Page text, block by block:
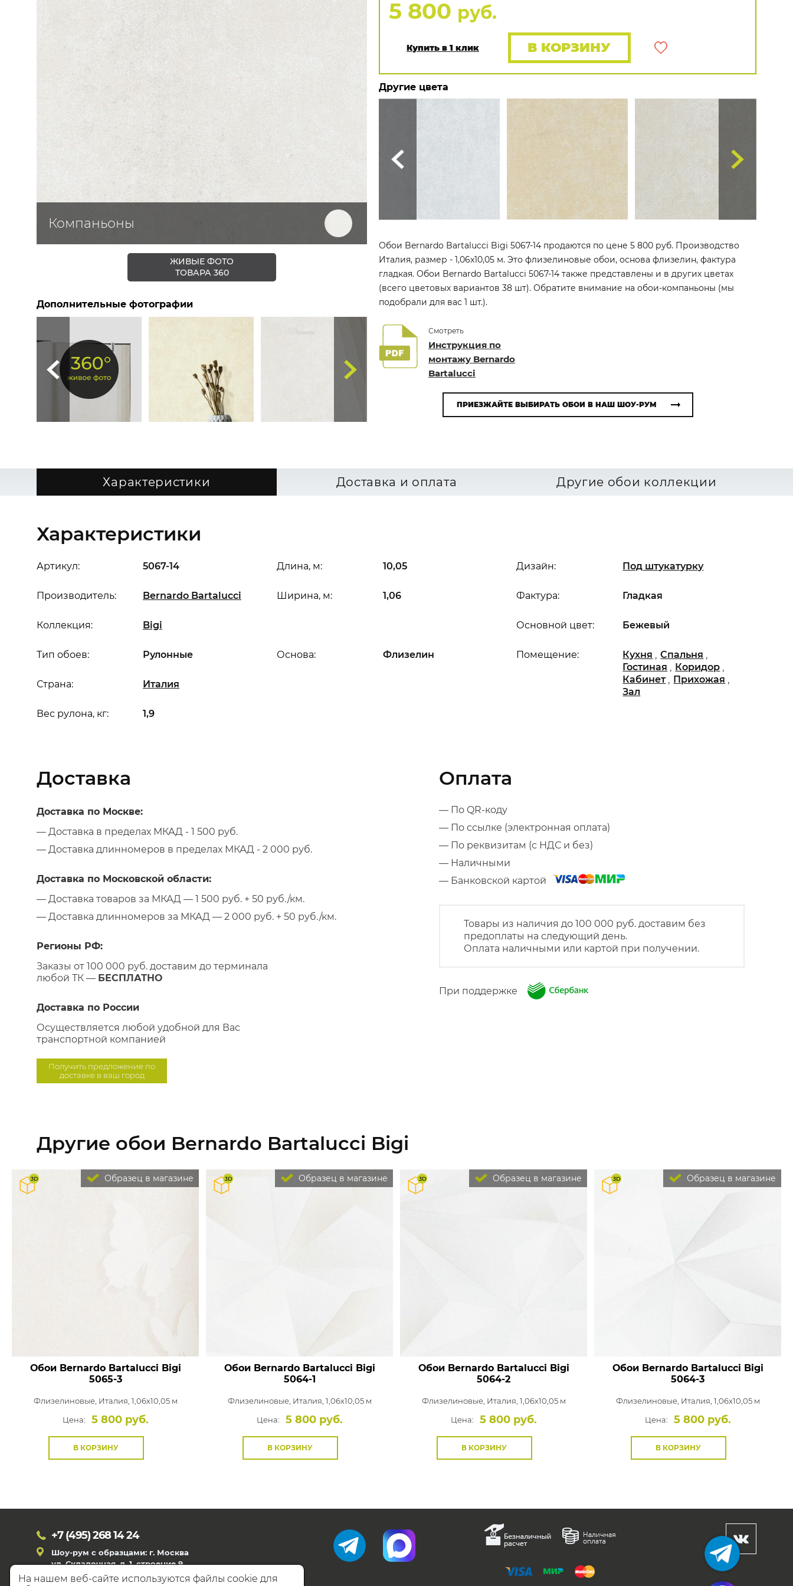
ЦВЕТА
ПОКАЗАТЬ ВСЕ ОБОИ
Компаньоны
ЖИВЫЕ ФОТО
ТОВАРА 360
Дополнительные фотографии
5 800 руб.
Купить в 1 клик В КОРЗИНУ
Другие цвета
Обои Bernardo Bartalucci Bigi 5067-14 продаются по цене 5 800 руб. Производство
Италия, размер - 1,06x10,05 м. Это флизелиновые обои, основа флизелин, фактура
гладкая. Обои Bernardo Bartalucci 5067-14 также представлены и в других цветах
(всего цветовых вариантов 38 шт). Обратите внимание на обои-компаньоны (мы
подобрали для вас 1 шт.).
Смотреть
Инструкция по
монтажу Bernardo
Bartalucci
ПРИЕЗЖАЙТЕ ВЫБИРАТЬ ОБОИ В НАШ ШОУ-РУМ
Характеристики Доставка и оплата Другие обои коллекции
Характеристики
Артикул: 5067-14
Производитель: Bernardo Bartalucci
Коллекция: Bigi
Длина, м: 10,05
Ширина, м: 1,06
Вес рулона, кг: 1,9
Основной цвет: Бежевый
Дизайн: Под штукатурку
Основа: Флизелин Помещение: Кухня ,Спальня ,
Гостиная , Коридор ,
Кабинет , Прихожая ,
Зал
Страна: Италия
Тип обоев: Рулонные
Фактура: Гладкая
Доставка
Доставка по Москве:
— Доставка в пределах МКАД - 1 500 руб.
— Доставка длинномеров в пределах МКАД - 2 000 руб.
Доставка по Московской области:
— Доставка товаров за МКАД — 1 500 руб. + 50 руб./км.
— Доставка длинномеров за МКАД — 2 000 руб. + 50 руб./км.
Регионы РФ:
Заказы от 100 000 руб. доставим до терминала
любой ТК — БЕСПЛАТНО
Доставка по России
Осуществляется любой удобной для Вас
транспортной компанией
Получить предложение по
доставке в ваш город
Оплата
— По QR-коду
— По ссылке (электронная оплата)
— По реквизитам (с НДС и без)
— Наличными
— Банковской картой
Товары из наличия до 100 000 руб. доставим без
предоплаты на следующий день.
Оплата наличными или картой при получении.
При поддержке
Другие обои Bernardo Bartalucci Bigi
Образец в магазине
Обои Bernardo Bartalucci Bigi
5065-3
Флизелиновые, Италия, 1,06x10,05 м
Цена:
5 800 руб.
В КОРЗИНУ
Образец в магазине
Обои Bernardo Bartalucci Bigi
5064-1
Флизелиновые, Италия, 1,06x10,05 м
Цена:
5 800 руб.
В КОРЗИНУ
Образец в магазине
Обои Bernardo Bartalucci Bigi
5064-2
Флизелиновые, Италия, 1,06x10,05 м
Цена:
5 800 руб.
В КОРЗИНУ
Образец в магазине
Обои Bernardo Bartalucci Bigi
5064-3
Флизелиновые, Италия, 1,06x10,05 м
Цена:
5 800 руб.
В КОРЗИНУ
+7 (495)268 14 24
Шоу-рум с образцами: г. Москва
ул. Складочная, д. 1, строение 9
На нашем веб-сайте используются файлы cookie для